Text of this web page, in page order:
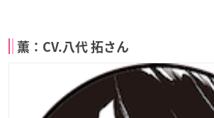
薫：CV.八代 拓さん